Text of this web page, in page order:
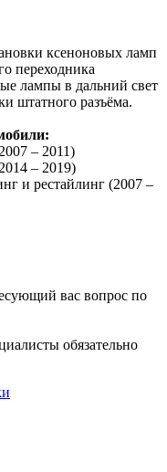
ксеноновых ламп
переходника
лампы в дальний свет
штатного разъёма.
– 2011)
– 2019)
и рестайлинг (2007 –
вас вопрос по
обязательно